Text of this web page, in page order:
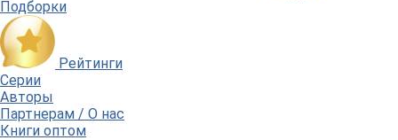
Подборки
Рейтинги
Серии
Авторы
Партнерам / О нас
Книги оптом